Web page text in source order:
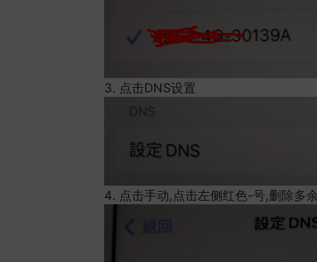
3. 点击DNS设置
4. 点击手动,点击左侧红色-号,删除多